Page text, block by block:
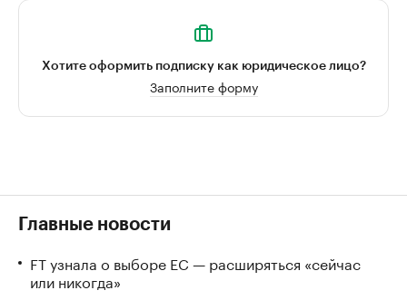
Хотите оформить подписку как юридическое лицо?
Заполните форму
Главные новости
FT узнала о выборе ЕС — расширяться «сейчас
или никогда»